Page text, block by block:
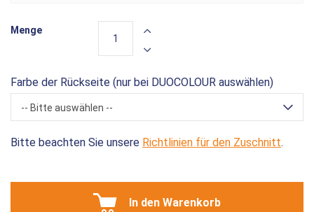
Farbe der Rückseite (nur bei DUOCOLOUR auswählen)
-- Bitte auswählen --
Bitte beachten Sie unsere Richtlinien für den Zuschnitt.
Menge
In den Warenkorb